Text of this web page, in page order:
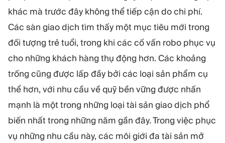
khác mà trước đây không thể tiếp cận do chi phí.
Các sàn giao dịch tìm thấy một mục tiêu mới trong
đối tượng trẻ tuổi, trong khi các cố vấn robo phục vụ
cho những khách hàng thụ động hơn. Các khoảng
trống cũng được lấp đầy bởi các loại sản phẩm cụ
thể hơn, với nhu cầu về quỹ bền vững được nhấn
mạnh là một trong những loại tài sản giao dịch phổ
biến nhất trong những năm gần đây. Trong việc phục
vụ những nhu cầu này, các môi giới đa tài sản mở